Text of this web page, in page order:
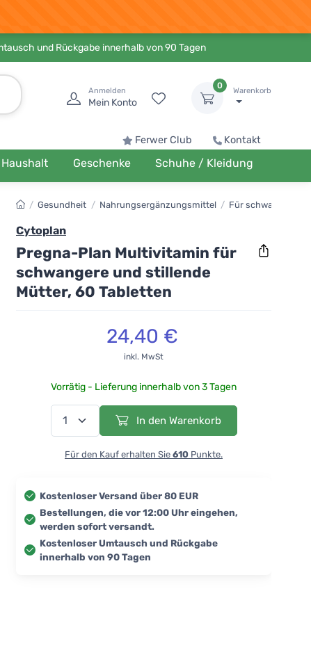
und Rückgabe innerhalb von 90 Tagen
Anmelden
Mein Konto
0
Warenkorb
Ferwer Club Kontakt
Haushalt Geschenke Schuhe / Kleidung
/ Gesundheit / Nahrungsergänzungsmittel / Für schwangere
Cytoplan
Pregna-Plan Multivitamin für
schwangere und stillende
Mütter, 60 Tabletten
24,40 €
inkl. MwSt
Vorrätig - Lieferung innerhalb von 3 Tagen
In den Warenkorb
Für den Kauf erhalten Sie 610 Punkte.
Kostenloser Versand über 80 EUR
Bestellungen, die vor 12:00 Uhr eingehen,
werden sofort versandt.
Kostenloser Umtausch und Rückgabe
innerhalb von 90 Tagen